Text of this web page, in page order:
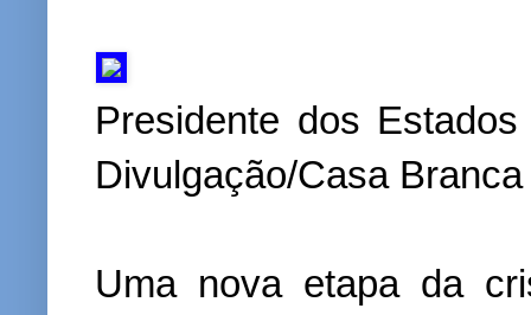
Presidente dos
Divulgação/Casa Branca
Uma nova etapa da